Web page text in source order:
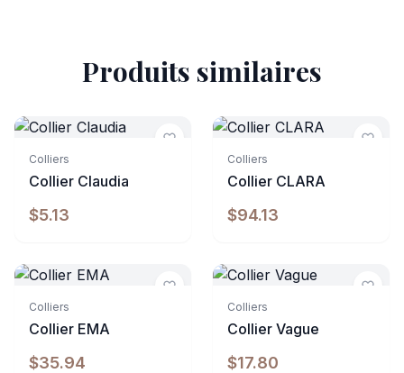
Produits similaires
Colliers
Collier Claudia
$5.13
Colliers
Collier CLARA
$94.13
Colliers
Collier EMA
$35.94
Colliers
Collier Vague
$17.80